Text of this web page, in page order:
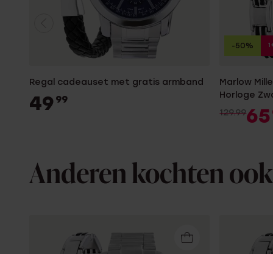
Regal cadeauset met gratis armband
49 99
Marlow
Horloge
129.9965
-50%
Anderen kochten ook